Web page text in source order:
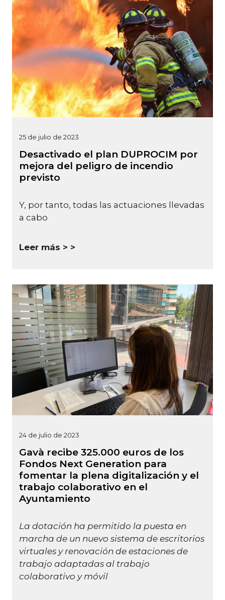
25 de julio de 2023
Desactivado el plan DUPROCIM por
mejora del peligro de incendio
previsto
Y, por tanto, todas las actuaciones llevadas
a cabo
Leer más >
24 de julio de 2023
Gavà recibe 325.000 euros de los
Fondos Next Generation para
fomentar la plena digitalización y el
trabajo colaborativo en el
Ayuntamiento
La dotación ha permitido la puesta en
marcha de un nuevo sistema de escritorios
virtuales y renovación de estaciones de
trabajo adaptadas al trabajo
colaborativo y móvil